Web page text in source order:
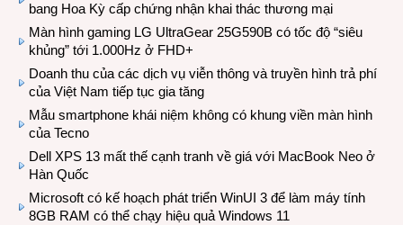
bang Hoa Kỳ cấp chứng nhận khai thác thương mại
Màn hình gaming LG UltraGear 25G590B có tốc độ “siêu
khủng” tới 1.000Hz ở FHD+
Doanh thu của các dịch vụ viễn thông và truyền hình trả phí
của Việt Nam tiếp tục gia tăng
Mẫu smartphone khái niệm không có khung viền màn hình
của Tecno
Dell XPS 13 mất thế cạnh tranh về giá với MacBook Neo ở
Hàn Quốc
Microsoft có kế hoạch phát triển WinUI 3 để làm máy tính
8GB RAM có thể chạy hiệu quả Windows 11